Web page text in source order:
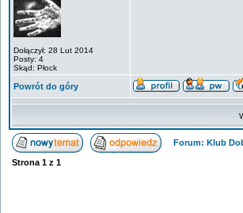
Dołączył: 28 Lut 2014
Posty: 4
Skąd: Płock
Powrót do góry
Forum: Klub
Strona 1 z 1